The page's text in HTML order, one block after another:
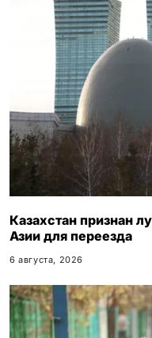
Казахстан признан
Азии для переезда
6 августа, 2026